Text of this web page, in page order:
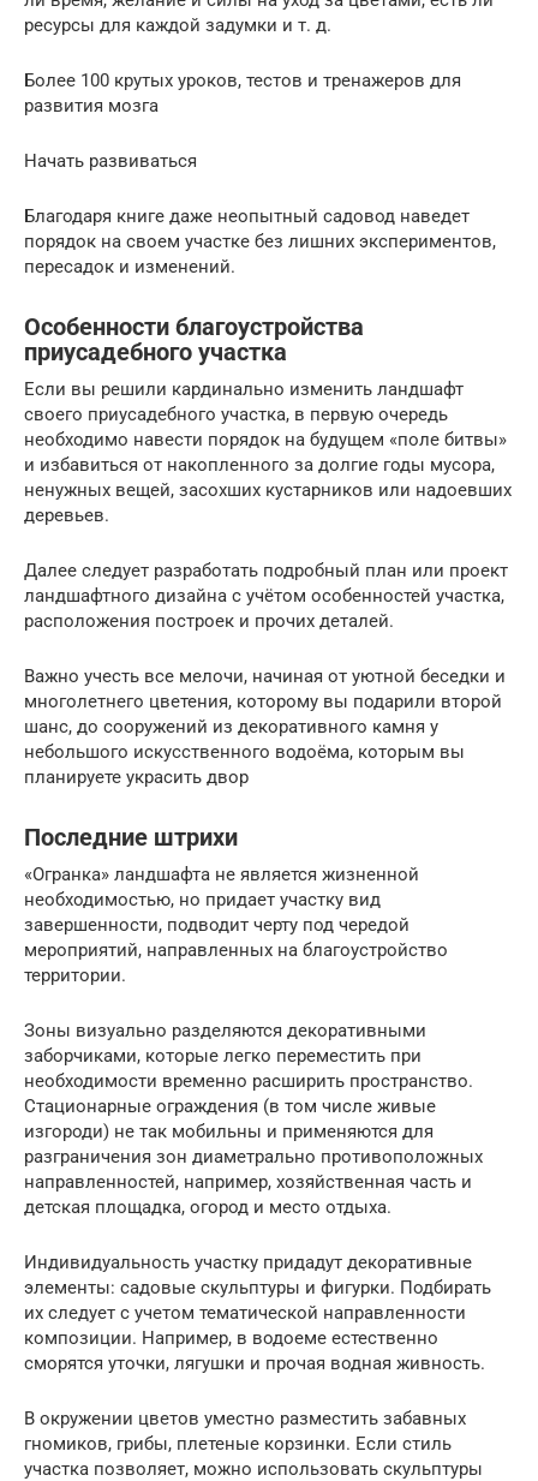
ресурсы для каждой задумки и т. д.
Более 100 крутых уроков, тестов и тренажеров для
развития мозга
Начать развиваться
Благодаря книге даже неопытный садовод наведет
порядок на своем участке без лишних экспериментов,
пересадок и изменений.
Особенности благоустройства
приусадебного участка
Если вы решили кардинально изменить ландшафт
своего приусадебного участка, в первую очередь
необходимо навести порядок на будущем «поле битвы»
и избавиться от накопленного за долгие годы мусора,
ненужных вещей, засохших кустарников или надоевших
деревьев.
Далее следует разработать подробный план или проект
ландшафтного дизайна с учётом особенностей участка,
расположения построек и прочих деталей.
Важно учесть все мелочи, начиная от уютной беседки и
многолетнего цветения, которому вы подарили второй
шанс, до сооружений из декоративного камня у
небольшого искусственного водоёма, которым вы
планируете украсить двор
Последние штрихи
«Огранка» ландшафта не является жизненной
необходимостью, но придает участку вид
завершенности, подводит черту под чередой
мероприятий, направленных на благоустройство
территории.
Зоны визуально разделяются декоративными
заборчиками, которые легко переместить при
необходимости временно расширить пространство.
Стационарные ограждения (в том числе живые
изгороди) не так мобильны и применяются для
разграничения зон диаметрально противоположных
направленностей, например, хозяйственная часть и
детская площадка, огород и место отдыха.
Индивидуальность участку придадут декоративные
элементы: садовые скульптуры и фигурки. Подбирать
их следует с учетом тематической направленности
композиции. Например, в водоеме естественно
сморятся уточки, лягушки и прочая водная живность.
В окружении цветов уместно разместить забавных
гномиков, грибы, плетеные корзинки. Если стиль
участка позволяет, можно использовать скульптуры